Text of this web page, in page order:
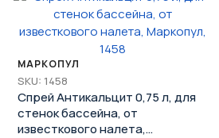
МАРКОПУЛ
SKU: 1458
Спрей Антикальцит 0,75 л, для
стенок бассейна, от
известкового налета,